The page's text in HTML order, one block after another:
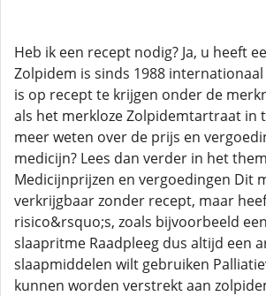
Heb ik een recept nodig? Ja, u heeft
Zolpidem is sinds 1988
is op recept te krijgen onder de
als het merkloze Zolpidemtartraat in
meer weten over de prijs en
medicijn? Lees dan verder in het
Medicijnprijzen en vergoedingen Dit
verkrijgbaar zonder recept, maar
risico&rsquo;s, zoals bijvoorbeeld
slaapritme Raadpleeg dus altijd een
slaapmiddelen wilt gebruiken
kunnen worden verstrekt aan